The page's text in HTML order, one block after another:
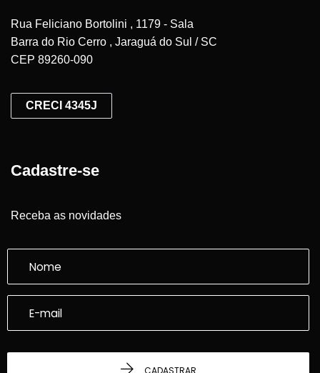
Rua Feliciano Bortolini , 1179 - Sala
Barra do Rio Cerro , Jaraguá do Sul / SC
CEP 89260-090
CRECI 4345J
Cadastre-se
Receba as novidades
CADASTRAR